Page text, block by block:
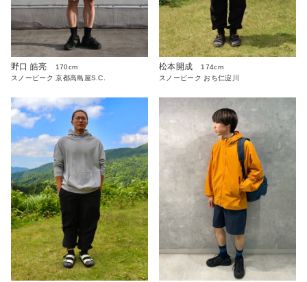
野口 皓亮
170cm
スノーピーク 京都高島屋S.C.
松本開成
174cm
スノーピーク おち仁淀川